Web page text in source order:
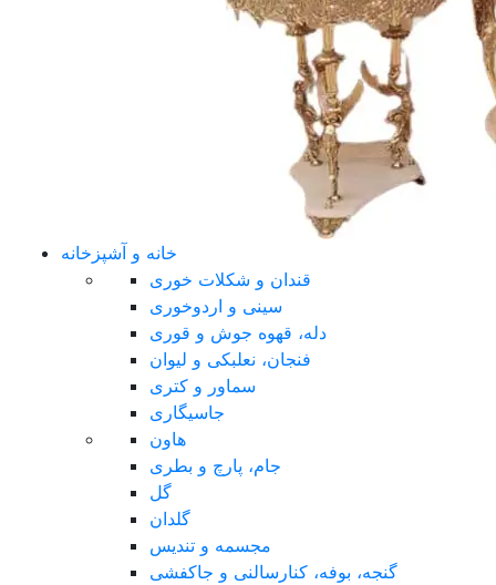
خانه و آشپزخانه
قندان و شکلات خوری
سینی و اردوخوری
دله، قهوه جوش و قوری
فنجان، نعلبکی و لیوان
سماور و کتری
جاسیگاری
هاون
جام، پارچ و بطری
گل
گلدان
مجسمه و تندیس
گنجه، بوفه، کنارسالنی و جاکفشی